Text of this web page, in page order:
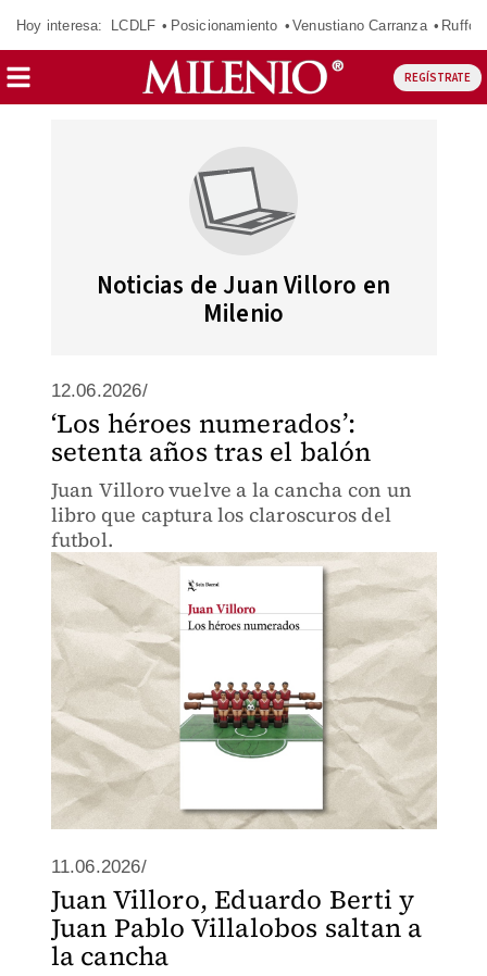
Hoy interesa: LCDLF Posicionamiento Venustiano Carranza Ruffo
REGÍSTRATE
Noticias de Juan Villoro en
Milenio
12.06.2026/
‘Los héroes numerados’:
setenta años tras el balón
Juan Villoro vuelve a la cancha con un
libro que captura los claroscuros del
futbol.
11.06.2026/
Juan Villoro, Eduardo Berti y
Juan Pablo Villalobos saltan a
la cancha